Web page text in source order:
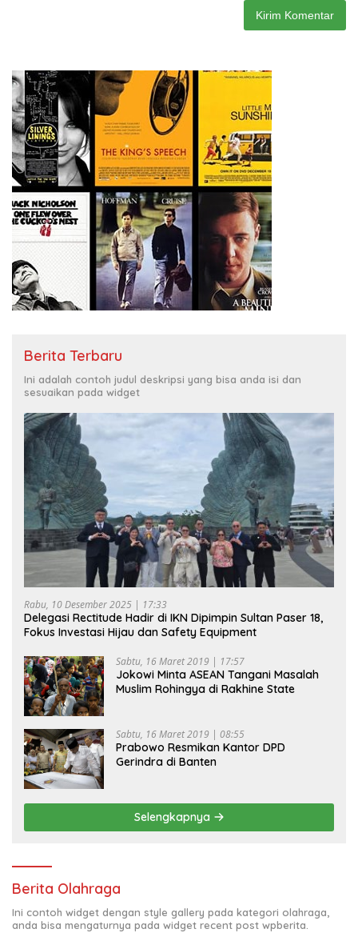
Berita Terbaru
Ini adalah contoh judul deskripsi yang bisa anda isi dan
sesuaikan pada widget
Rabu, 10 Desember 2025 | 17:33
Delegasi Rectitude Hadir di IKN Dipimpin Sultan Paser 18,
Fokus Investasi Hijau dan Safety Equipment
Sabtu, 16 Maret 2019 | 17:57
Jokowi Minta ASEAN Tangani Masalah
Muslim Rohingya di Rakhine State
Sabtu, 16 Maret 2019 | 08:55
Prabowo Resmikan Kantor DPD
Gerindra di Banten
Selengkapnya
Berita Olahraga
Ini contoh widget dengan style gallery pada kategori olahraga,
anda bisa mengaturnya pada widget recent post wpberita.